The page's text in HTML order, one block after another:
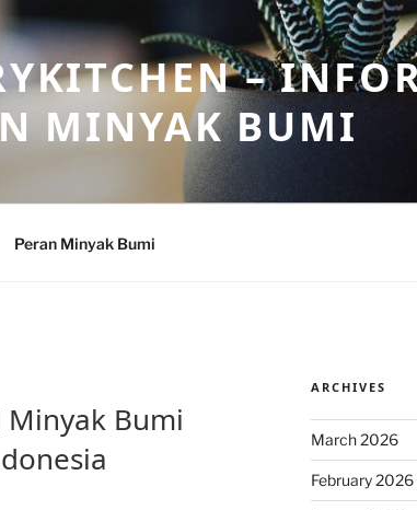
–
MINYAK BUMI
Peran Minyak Bumi
Minyak Bumi
ARCHIVES
March 2026
February 2026